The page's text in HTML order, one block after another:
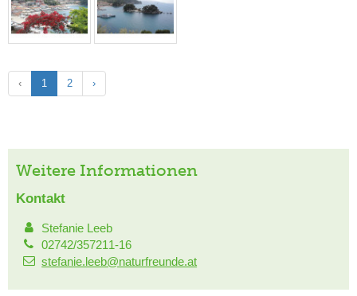
‹ 1 2 ›
Weitere Informationen
Kontakt
Stefanie Leeb
02742/357211-16
stefanie.leeb@naturfreunde.at